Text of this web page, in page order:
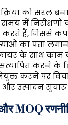
को सरल
समय में
करते हैं, जिससे
का पता
के साथ काम
करने के
करने पर
उत्पादन
MOQ